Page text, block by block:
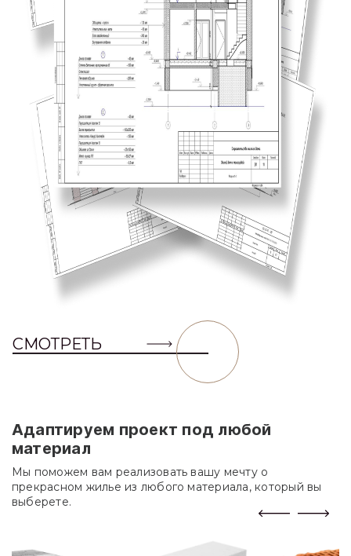
СМОТРЕТЬ
Адаптируем проект под любой
материал
Мы поможем вам реализовать вашу мечту о
прекрасном жилье из любого материала, который вы
выберете.